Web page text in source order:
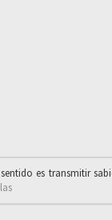
es transmitir